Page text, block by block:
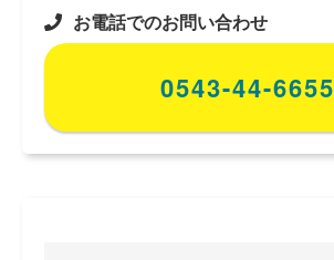
お電話でのお問い合わせ
0543-44-6655